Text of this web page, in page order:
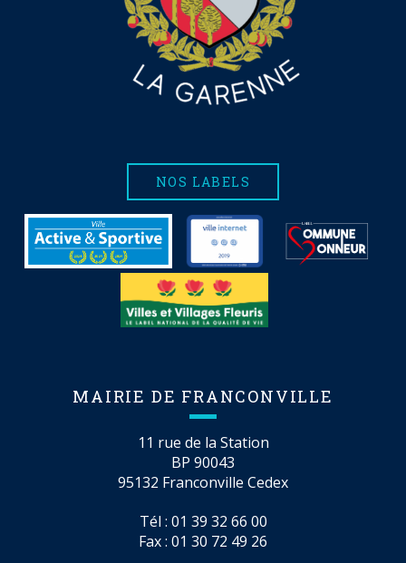
NOS LABELS
MAIRIE DE FRANCONVILLE
11 rue de la Station
BP 90043
95132 Franconville Cedex
Tél : 01 39 32 66 00
Fax : 01 30 72 49 26